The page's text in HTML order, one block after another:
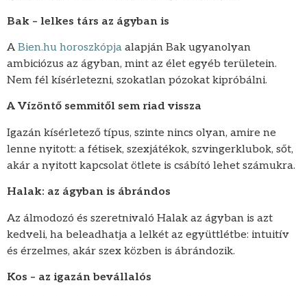
Bak – lelkes társ az ágyban is
A Bien.hu horoszkópja alapján Bak ugyanolyan
ambiciózus az ágyban, mint az élet egyéb területein.
Nem fél kísérletezni, szokatlan pózokat kipróbálni.
A Vízöntő semmitől sem riad vissza
Igazán kísérletező típus, szinte nincs olyan, amire ne
lenne nyitott: a fétisek, szexjátékok, szvingerklubok, sőt,
akár a nyitott kapcsolat ötlete is csábító lehet számukra.
Halak: az ágyban is ábrándos
Az álmodozó és szeretnivaló Halak az ágyban is azt
kedveli, ha beleadhatja a lelkét az együttlétbe: intuitív
és érzelmes, akár szex közben is ábrándozik.
Kos – az igazán bevállalós